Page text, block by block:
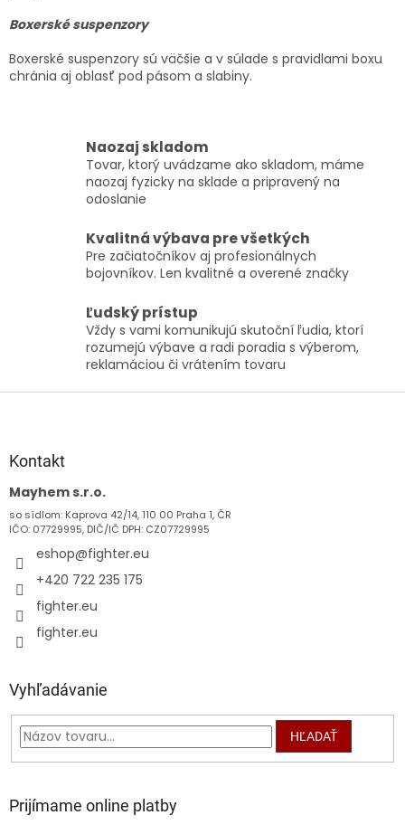
Boxerské suspenzory
Boxerské suspenzory sú väčšie a v súlade s pravidlami boxu
chránia aj oblasť pod pásom a slabiny.
Naozaj skladom
Tovar, ktorý uvádzame ako skladom, máme
naozaj fyzicky na sklade a pripravený na
odoslanie
Kvalitná výbava pre všetkých
Pre začiatočníkov aj profesionálnych
bojovníkov. Len kvalitné a overené značky
Ľudský prístup
Vždy s vami komunikujú skutoční ľudia, ktorí
rozumejú výbave a radi poradia s výberom,
reklamáciou či vrátením tovaru
Kontakt
Mayhem s.r.o.
so sídlom: Kaprova 42/14, 110 00 Praha 1, ČR
IČO: 07729995, DIČ/IČ DPH: CZ07729995
eshop@fighter.eu
+420 722 235 175
fighter.eu
fighter.eu
Vyhľadávanie
HĽADAŤ
Prijímame online platby